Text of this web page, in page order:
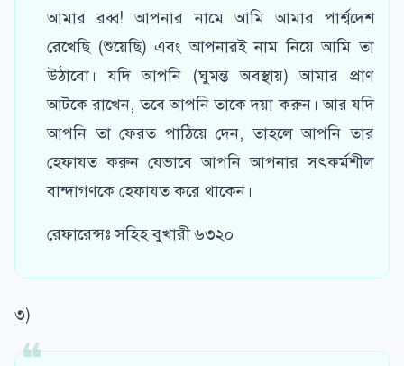
আমার রব্ব! আপনার নামে আমি আমার পার্শ্বদেশ
রেখেছি (শুয়েছি) এবং আপনারই নাম নিয়ে আমি তা
উঠাবো। যদি আপনি (ঘুমন্ত অবস্থায়) আমার প্রাণ
আটকে রাখেন, তবে আপনি তাকে দয়া করুন। আর যদি
আপনি তা ফেরত পাঠিয়ে দেন, তাহলে আপনি তার
হেফাযত করুন যেভাবে আপনি আপনার সৎকর্মশীল
বান্দাগণকে হেফাযত করে থাকেন।
রেফারেন্সঃ সহিহ বুখারী ৬৩২০
৩)